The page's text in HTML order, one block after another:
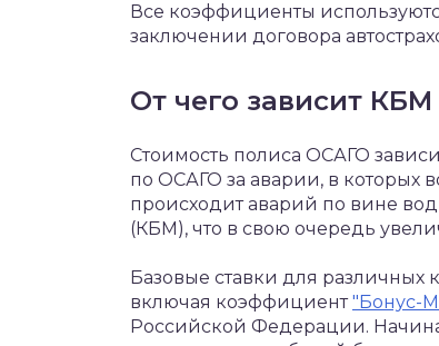
Все коэффициенты
заключении договора
От чего зависит
Стоимость полиса ОСАГО
по ОСАГО за аварии, в которых
происходит аварий по вине
(КБМ), что в свою очередь
Базовые ставки для различных
включая коэффициент"Бонус-
Российской Федерации.